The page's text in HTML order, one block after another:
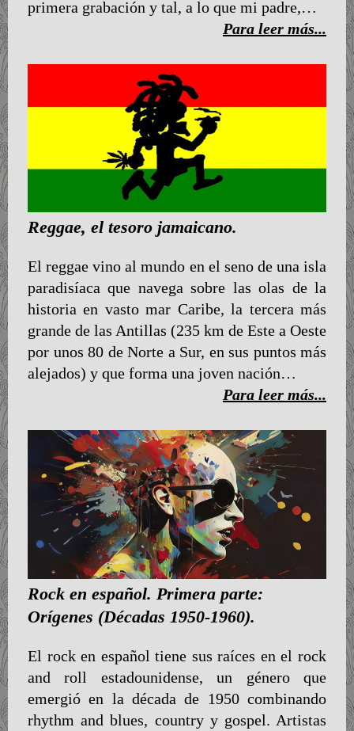
primera grabación y tal, a lo que mi padre,…
Para leer más...
Reggae, el tesoro jamaicano.
El reggae vino al mundo en el seno de una isla
paradisíaca que navega sobre las olas de la
historia en vasto mar Caribe, la tercera más
grande de las Antillas (235 km de Este a Oeste
por unos 80 de Norte a Sur, en sus puntos más
alejados) y que forma una joven nación…
Para leer más...
Rock en español. Primera parte:
Orígenes (Décadas 1950-1960).
El rock en español tiene sus raíces en el rock
and roll estadounidense, un género que
emergió en la década de 1950 combinando
rhythm and blues, country y gospel. Artistas